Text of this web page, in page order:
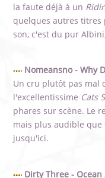
la faute déjà à un
quelques autres titres
son, c'est du pur
Nomeansno - Why
Un cru plutôt pas mal
l'excellentissime Cats
phares sur scène. Le
mais plus audible
jusqu'ici.
Dirty Three - Ocean